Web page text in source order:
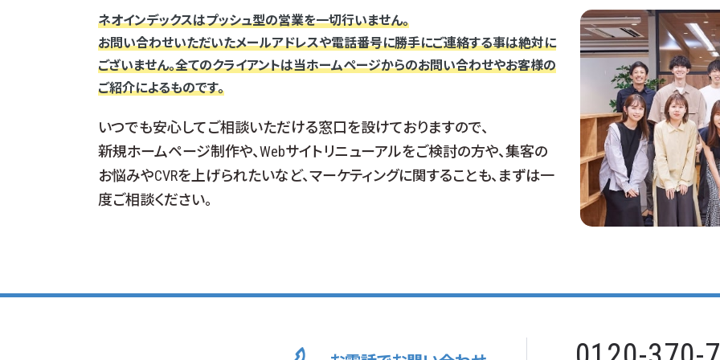
ネオインデックスはプッシュ型の営業を一切行いません。
お問い合わせいただいたメールアドレスや電話番号に勝手にご連絡する事は絶対に
ございません。全てのクライアントは当ホームページからのお問い合わせやお客様の
ご紹介によるものです。
いつでも安心してご相談いただける窓口を設けておりますので、
新規ホームページ制作や、Webサイトリニューアルをご検討の方や、集客の
お悩みやCVRを上げられたいなど、マーケティングに関することも、まずは一
度ご相談ください。